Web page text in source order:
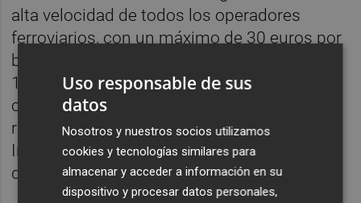
alta velocidad de todos los operadores
ferroviarios, con un máximo de 30 euros por
billete; y en el Global Flexible de Interrail de
10 días en dos meses, cuando se
comercialice a través de Renfe -con una
rebaja aplicada sobre las tarifas oficiales de
Interrail, con sus características
determinadas-.
Uso responsable de sus
datos
Nosotros y nuestros socios utilizamos
cookies y tecnologías similares para
almacenar y acceder a información en su
dispositivo y procesar datos personales,